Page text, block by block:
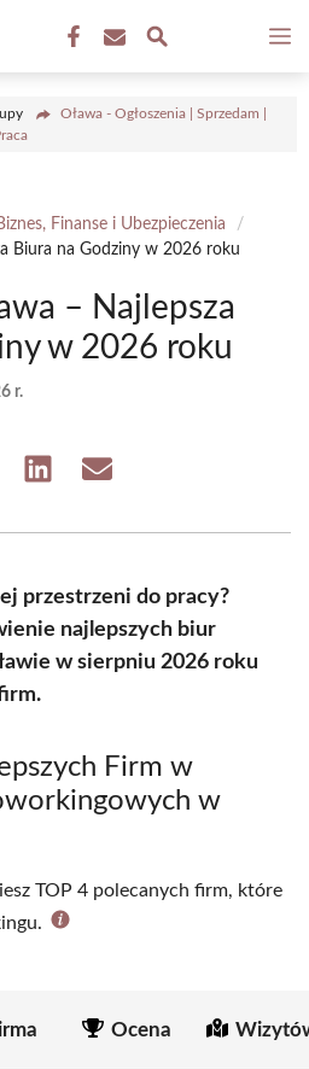
Oława - Ogłoszenia | Sprzedam |
Finanse i Ubezpieczenia
/
Biura na Godziny w 2026 roku
– Najlepsza
w 2026 roku
r.
Share Share
przestrzeni do pracy?
najlepszych biur
w sierpniu 2026 roku
Firm w
w
TOP 4 polecanych firm, które
Ocena